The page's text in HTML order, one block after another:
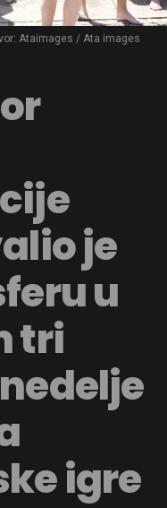
Ataimages / Ata images
je
u
tri
igre